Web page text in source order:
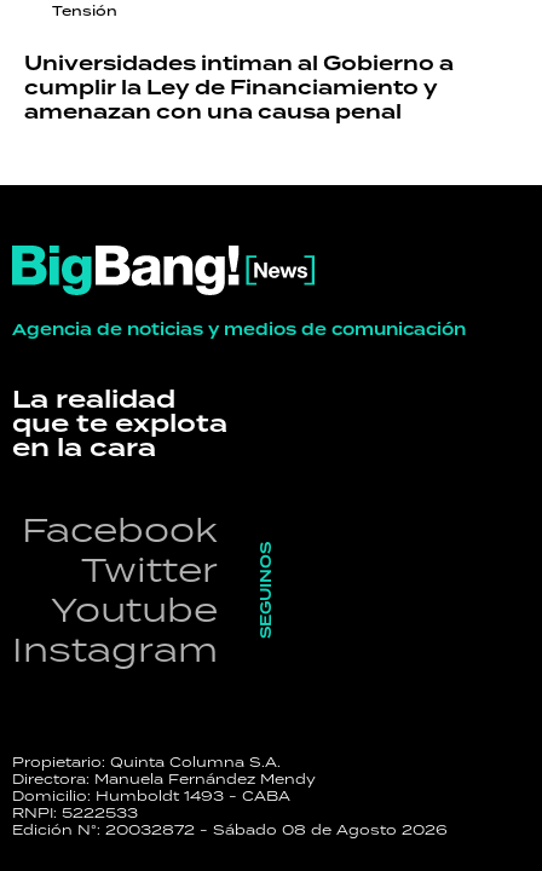
Tensión
Universidades intiman al Gobierno a
cumplir la Ley de Financiamiento y
amenazan con una causa penal
Agencia de noticias y medios de comunicación
La realidad
que te explota
en la cara
Facebook
Twitter
Youtube
Instagram
SEGUINOS
Propietario: Quinta Columna S.A.
Directora: Manuela Fernández Mendy
Domicilio: Humboldt 1493 - CABA
RNPI: 5222533
Edición N°: 20032872 - Sábado 08 de Agosto 2026